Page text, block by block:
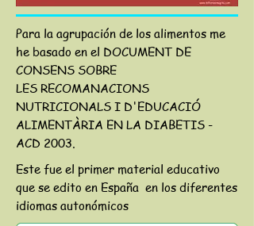
Para la agrupación de los alimentos me
he basado en el DOCUMENT DE
CONSENS SOBRE
LES RECOMANACIONS
NUTRICIONALS I D'EDUCACIÓ
ALIMENTÀRIA EN LA DIABETIS -
ACD 2003.
Este fue el primer material educativo
que se edito en España en los diferentes
idiomas autonómicos